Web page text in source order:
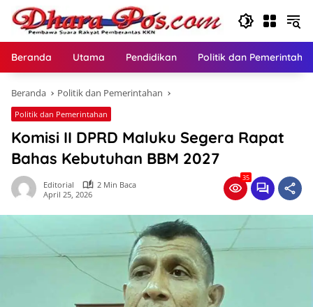
Langsung
konten
Beranda Utama Pendidikan Politik dan
Beranda Politik dan Pemerintahan
Politik dan Pemerintahan
Komisi II DPRD Maluku Segera Rapat
Bahas Kebutuhan BBM 2027
Editorial
2 Min Baca
April 25, 2026
35